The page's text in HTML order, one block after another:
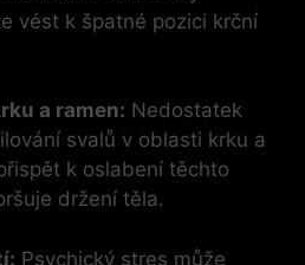
vést k špatné pozici krční
a ramen: Nedostatek
svalů v oblasti krku a
k oslabení těchto
držení těla.
Psychický stres může